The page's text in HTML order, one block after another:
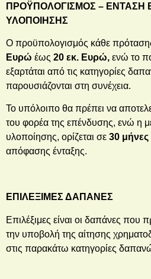
ΠΡΟΫΠΟΛΟΓΙΣΜΟΣ – ΕΝΤΑΣΗ
ΥΛΟΠΟΙΗΣΗΣ
Ο προϋπολογισμός κάθε
Ευρώ έως 20 εκ. Ευρώ, ενώ το
εξαρτάται από τις κατηγορίες
παρουσιάζονται στη συνέχεια.
Το υπόλοιπο θα πρέπει να
του φορέα της επένδυσης, ενώ η
υλοποίησης, ορίζεται σε 30 μήνες
απόφασης ένταξης.
ΕΠΙΛΕΞΙΜΕΣ ΔΑΠΑΝΕΣ
Επιλέξιμες είναι οι δαπάνες που
την υποβολή της αίτησης
στις παρακάτω κατηγορίες